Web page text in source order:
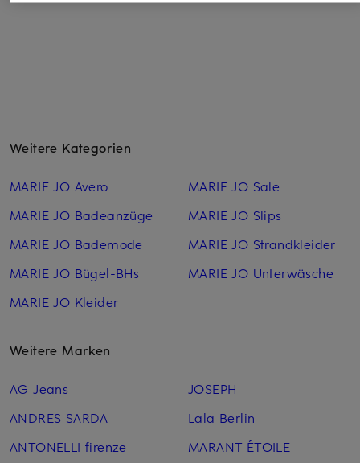
Weitere Kategorien
MARIE JO Avero
MARIE JO Badeanzüge
MARIE JO Bademode
MARIE JO Bügel-BHs
MARIE JO Kleider
MARIE JO Sale
MARIE JO Slips
MARIE JO Strandkleider
MARIE JO Unterwäsche
Weitere Marken
AG Jeans
ANDRES SARDA
ANTONELLI firenze
JOSEPH
Lala Berlin
MARANT ÉTOILE